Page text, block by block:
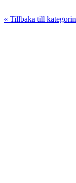
« Tillbaka till kategorin